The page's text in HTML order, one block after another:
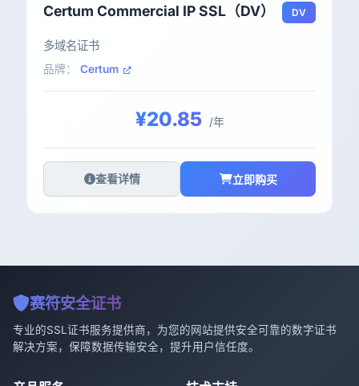
Certum Commercial IP SSL（DV） DV
多域名证书
品牌： Certum
¥20.85 /年
查看详情 立即购买
赛符安全证书
专业的SSL证书服务提供商，为您的网站提供安全可靠的数字证书
解决方案，保障数据传输安全，提升用户信任度。